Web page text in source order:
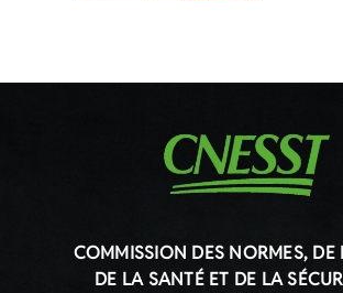
COMMISSION DES NORMES, DE
DE LA SANTÉ ET DE LA